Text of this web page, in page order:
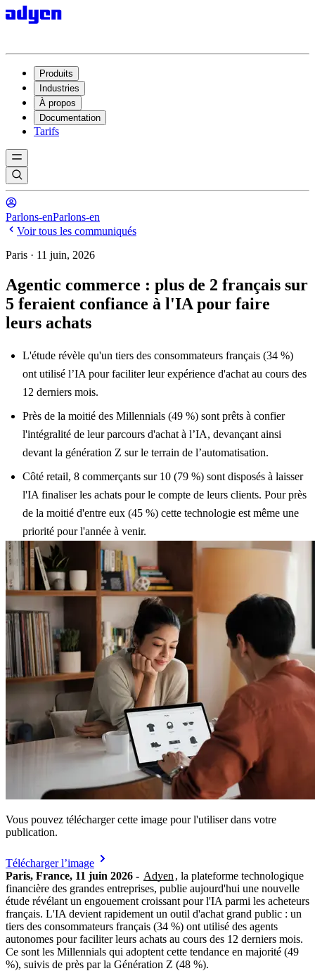
Produits
Industries
À propos
Documentation
Tarifs
Parlons-enParlons-en
Voir tous les communiqués
Paris · 11 juin, 2026
Agentic commerce : plus de 2 français sur
5 feraient confiance à l'IA pour faire
leurs achats
L'étude révèle qu'un tiers des consommateurs français (34 %)
ont utilisé l’IA pour faciliter leur expérience d'achat au cours des
12 derniers mois.
Près de la moitié des Millennials (49 %) sont prêts à confier
l'intégralité de leur parcours d'achat à l’IA, devançant ainsi
devant la génération Z sur le terrain de l’automatisation.
Côté retail, 8 commerçants sur 10 (79 %) sont disposés à laisser
l'IA finaliser les achats pour le compte de leurs clients. Pour près
de la moitié d'entre eux (45 %) cette technologie est même une
priorité pour l'année à venir.
Vous pouvez télécharger cette image pour l'utiliser dans votre
publication.
Télécharger l’image
Paris, France, 11 juin 2026 - Adyen , la plateforme technologique
financière des grandes entreprises, publie aujourd'hui une nouvelle
étude révélant un engouement croissant pour l'IA parmi les acheteurs
français. L'IA devient rapidement un outil d'achat grand public : un
tiers des consommateurs français (34 %) ont utilisé des agents
autonomes pour faciliter leurs achats au cours des 12 derniers mois.
Ce sont les Millennials qui adoptent cette tendance en majorité (49
%), suivis de près par la Génération Z (48 %).